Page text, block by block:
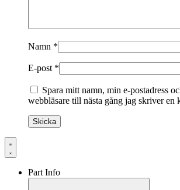
Namn *
E-post *
Spara mitt namn, min e-postadress
webbläsare till nästa gång jag skriver en
Part Info